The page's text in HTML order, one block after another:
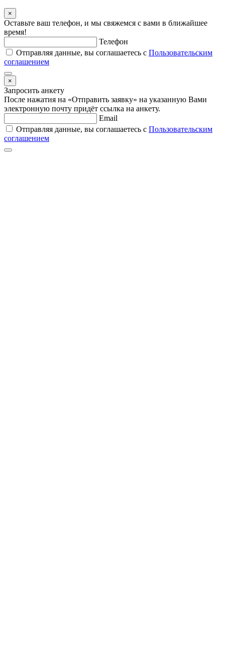
×
Оставьте ваш телефон, и мы свяжемся с вами в ближайшее
время!
Телефон
Отправляя данные, вы соглашаетесь с Пользовательским
соглашением
×
Запросить анкету
После нажатия на «Отправить заявку» на указанную Вами
электронную почту придёт ссылка на анкету.
Email
Отправляя данные, вы соглашаетесь с Пользовательским
соглашением